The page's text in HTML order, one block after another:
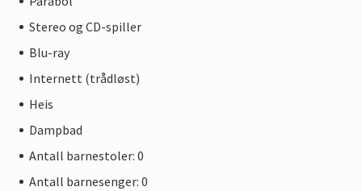
Stereo og CD-spiller
Blu-ray
Internett (trådløst)
Heis
Dampbad
Antall barnestoler: 0
Antall barnesenger: 0